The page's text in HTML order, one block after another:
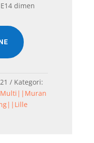
dimen
Kategori: